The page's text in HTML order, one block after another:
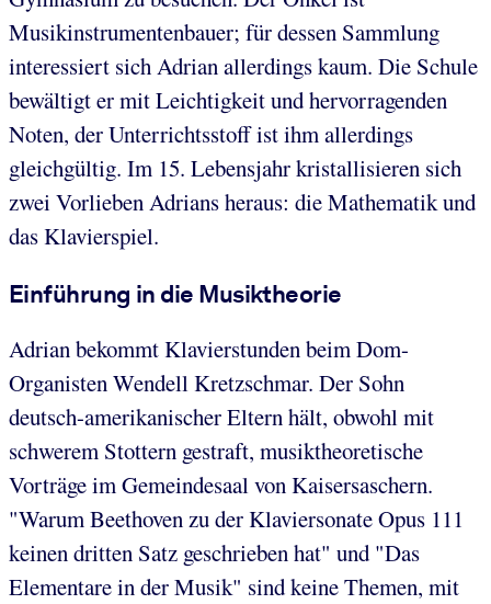
Musikinstrumentenbauer; für dessen Sammlung
interessiert sich Adrian allerdings kaum. Die Schule
bewältigt er mit Leichtigkeit und hervorragenden
Noten, der Unterrichtsstoff ist ihm allerdings
gleichgültig. Im 15. Lebensjahr kristallisieren sich
zwei Vorlieben Adrians heraus: die Mathematik und
das Klavierspiel.
Einführung in die Musiktheorie
Adrian bekommt Klavierstunden beim Dom-
Organisten Wendell Kretzschmar. Der Sohn
deutsch-amerikanischer Eltern hält, obwohl mit
schwerem Stottern gestraft, musiktheoretische
Vorträge im Gemeindesaal von Kaisersaschern.
"Warum Beethoven zu der Klaviersonate Opus 111
keinen dritten Satz geschrieben hat" und "Das
Elementare in der Musik" sind keine Themen, mit